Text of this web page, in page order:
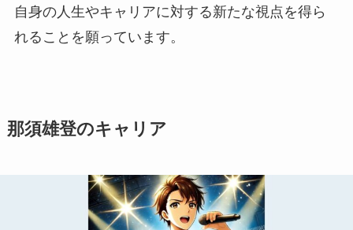
自身の人生やキャリアに対する新たな視点を得ら
れることを願っています。
那須雄登のキャリア